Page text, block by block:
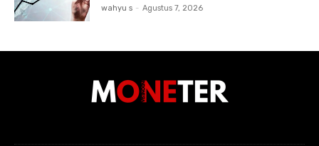
wahyu s - Agustus 7, 2026